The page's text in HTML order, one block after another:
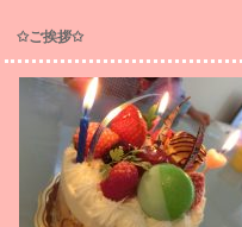
✩ご挨拶✩